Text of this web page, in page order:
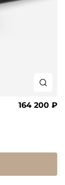
164 200 ₽